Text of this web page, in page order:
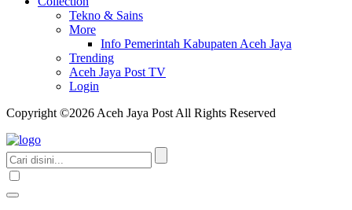
Tekno & Sains
More
Info Pemerintah Kabupaten Aceh Jaya
Trending
Aceh Jaya Post TV
Login
Copyright ©2026 Aceh Jaya Post All Rights Reserved